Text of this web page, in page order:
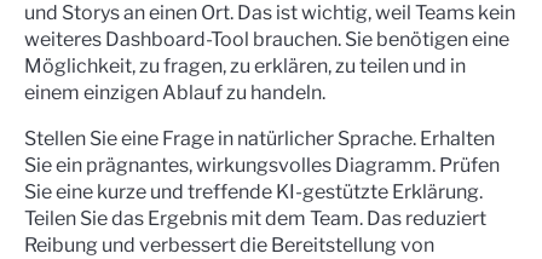
und Storys an einen Ort. Das ist wichtig, weil Teams kein
weiteres Dashboard-Tool brauchen. Sie benötigen eine
Möglichkeit, zu fragen, zu erklären, zu teilen und in
einem einzigen Ablauf zu handeln.
Stellen Sie eine Frage in natürlicher Sprache. Erhalten
Sie ein prägnantes, wirkungsvolles Diagramm. Prüfen
Sie eine kurze und treffende KI-gestützte Erklärung.
Teilen Sie das Ergebnis mit dem Team. Das reduziert
Reibung und verbessert die Bereitstellung von